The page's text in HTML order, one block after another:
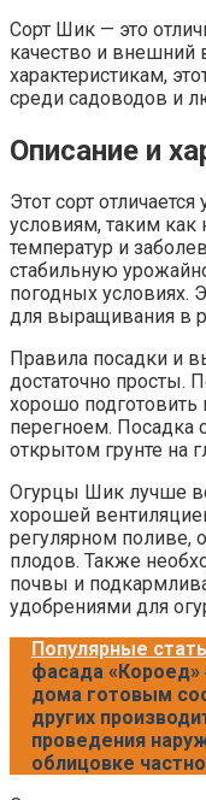
Сорт Шик — это
качество и внешний
характеристикам,
среди садоводов и
Описание и
Этот сорт
условиям, таким как
температур и
стабильную
погодных условиях.
для выращивания в
Правила посадки и
достаточно просты.
хорошо подготовить
перегноем. Посадка
открытом грунте на
Огурцы Шик лучше
хорошей
регулярном поливе,
плодов. Также
почвы и
удобрениями для
Популярные
фасада
дома готовым
других
проведения
облицовке